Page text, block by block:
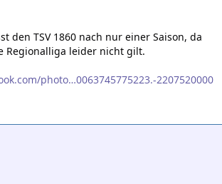
den TSV 1860 nach nur einer Saison, da
Regionalliga leider nicht gilt.
photo…0063745775223.-2207520000